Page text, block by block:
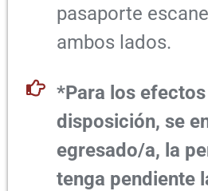
pasaporte
ambos lados.
*Para los
disposición, se
egresado/a, la
tenga pendiente